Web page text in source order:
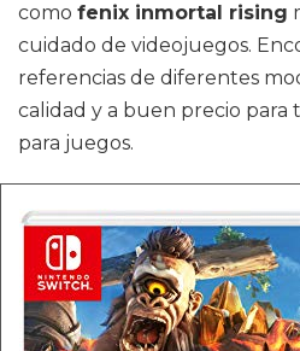
como fenix inmortal rising
cuidado de videojuegos.
referencias de diferentes
calidad y a buen precio
para juegos.